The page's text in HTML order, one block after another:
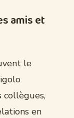
amis et
le
collègues,
en